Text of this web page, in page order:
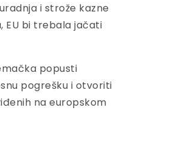
i strože kazne
EU bi trebala jačati
popusti
pogrešku i otvoriti
na europskom